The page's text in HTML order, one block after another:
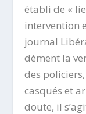
établi de «
intervention
journal
dément la
des
casqués et
doute, il